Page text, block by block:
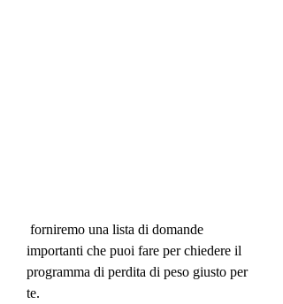
importanti che puoi fare per chiedere il
programma di perdita di peso giusto per
te.